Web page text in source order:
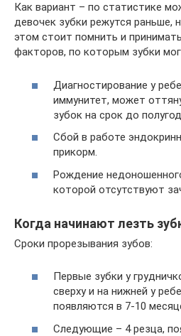
Как вариант – по статистике
девочек зубки режутся раньше,
этом стоит помнить и
факторов, по которым зубки
Диагностирование у
иммунитет, может
зубок на срок до
Сбой в работе
прикорм.
Рождение
которой отсутствуют
Когда начинают лезть
Сроки прорезывания зубов:
Первые зубки у
сверху и на нижней у
появляются в 7-10
Следующие – 4 резца,